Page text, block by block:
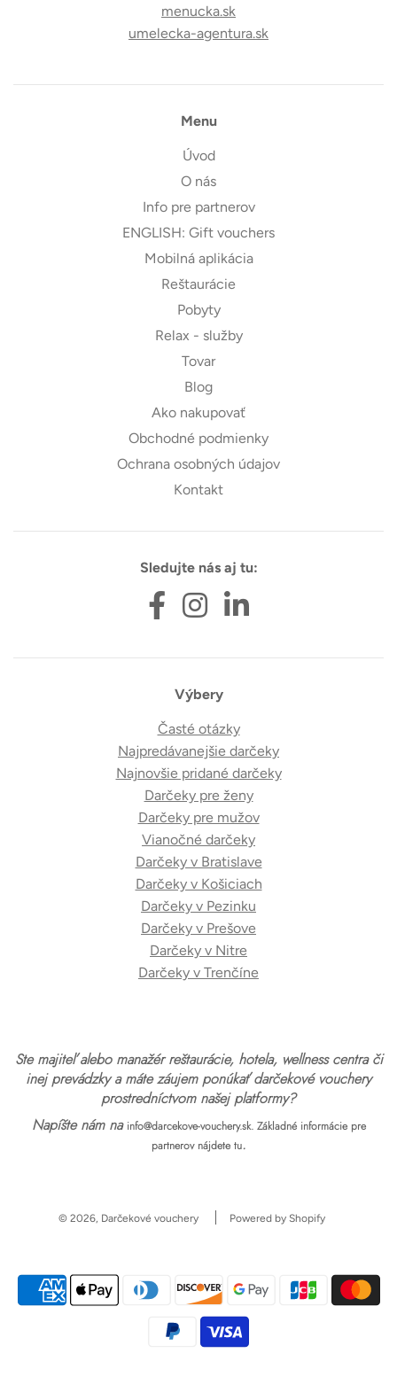
menucka.sk
umelecka-agentura.sk
Menu
Úvod
O nás
Info pre partnerov
ENGLISH: Gift vouchers
Mobilná aplikácia
Reštaurácie
Pobyty
Relax - služby
Tovar
Blog
Ako nakupovať
Obchodné podmienky
Ochrana osobných údajov
Kontakt
Sledujte nás aj tu:
Výbery
Časté otázky
Najpredávanejšie darčeky
Najnovšie pridané darčeky
Darčeky pre ženy
Darčeky pre mužov
Vianočné darčeky
Darčeky v Bratislave
Darčeky v Košiciach
Darčeky v Pezinku
Darčeky v Prešove
Darčeky v Nitre
Darčeky v Trenčíne
Ste majiteľ alebo manažér reštaurácie, hotela, wellness centra či
inej prevádzky a máte záujem ponúkať darčekové vouchery
prostredníctvom našej platformy?
Napíšte nám na info@darcekove-vouchery.sk. Základné informácie pre
partnerov nájdete tu.
© 2026, Darčekové vouchery Powered by Shopify